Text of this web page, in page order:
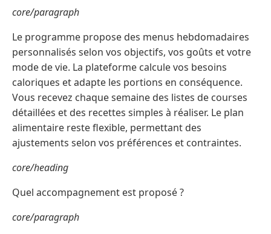
core/paragraph
Le programme propose des menus hebdomadaires
personnalisés selon vos objectifs, vos goûts et votre
mode de vie. La plateforme calcule vos besoins
caloriques et adapte les portions en conséquence.
Vous recevez chaque semaine des listes de courses
détaillées et des recettes simples à réaliser. Le plan
alimentaire reste flexible, permettant des
ajustements selon vos préférences et contraintes.
core/heading
Quel accompagnement est proposé ?
core/paragraph